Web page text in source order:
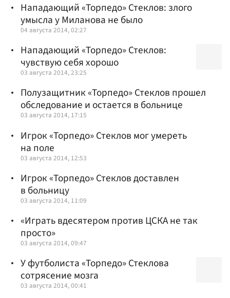
Нападающий «Торпедо» Стеклов: злого
умысла у Миланова не было
04 августа 2014, 02:27
Нападающий «Торпедо» Стеклов:
чувствую себя хорошо
03 августа 2014, 23:25
Полузащитник «Торпедо» Стеклов прошел
обследование и остается в больнице
03 августа 2014, 17:15
Игрок «Торпедо» Стеклов мог умереть
на поле
03 августа 2014, 12:53
Игрок «Торпедо» Стеклов доставлен
в больницу
03 августа 2014, 11:09
«Играть вдесятером против ЦСКА не так
просто»
03 августа 2014, 09:47
У футболиста «Торпедо» Стеклова
сотрясение мозга
03 августа 2014, 00:41